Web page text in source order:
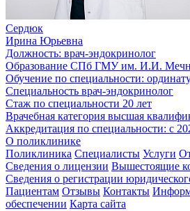
Сердюк
Ирина Юрьевна
Должность: врач-эндокринолог
Образование СПб ГМУ им. И.И.
Обучение по специальности:
Специальность врач-эндокринолог
Стаж по специальности 20 лет
Врачебная категория высшая
Аккредитация по специальности: с
О поликлинике
Поликлиника Специалисты Услуги
Сведения о лицензии Вышестоящие
Сведения о регистрации
Пациентам Отзывы Контакты
обеспечении Карта сайта